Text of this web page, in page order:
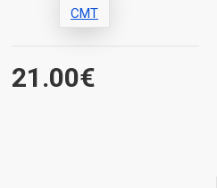
21.00€
CMT